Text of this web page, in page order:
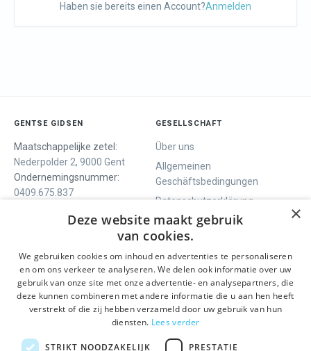
Haben sie bereits einen Account?Anmelden
GENTSE GIDSEN
Maatschappelijke zetel:
Nederpolder 2, 9000 Gent
Ondernemingsnummer:
0409.675.837
GESELLSCHAFT
Über uns
Allgemeinen
Geschäftsbedingungen
Datenschutzerklärung
Contact
WIR BIETEN
Geführte Tour
Tagesprogramm
Aktivitäten
SOCIALS
Facebook
Instagram
LinkedIn
×
Deze website maakt gebruik
van cookies.
We gebruiken cookies om inhoud en advertenties te personaliseren
en om ons verkeer te analyseren. We delen ook informatie over uw
gebruik van onze site met onze advertentie- en analysepartners, die
deze kunnen combineren met andere informatie die u aan hen heeft
verstrekt of die zij hebben verzameld door uw gebruik van hun
diensten. Lees verder
STRIKT NOODZAKELIJK PRESTATIE